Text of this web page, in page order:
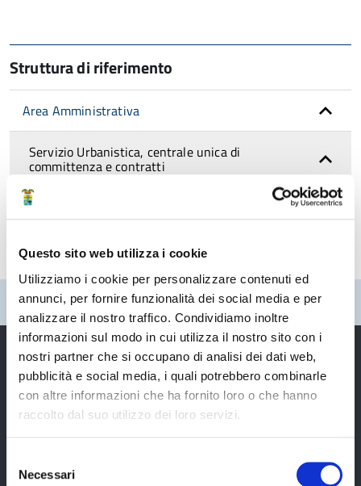
Questo sito web utilizza i cookie
Utilizziamo i cookie per personalizzare contenuti ed
annunci, per fornire funzionalità dei social media e per
analizzare il nostro traffico. Condividiamo inoltre
informazioni sul modo in cui utilizza il nostro sito con i
nostri partner che si occupano di analisi dei dati web,
pubblicità e social media, i quali potrebbero combinarle
con altre informazioni che ha fornito loro o che hanno
raccolto dal suo utilizzo dei loro servizi.
delNecessari
Struttura di riferimento
Area Amministrativa
Servizio Urbanistica, centrale unica di
committenza e contratti
Pubblicato: 18 Giugno 2026 — Ultima modifica: 23 Luglio 2026
Provincia di Modena